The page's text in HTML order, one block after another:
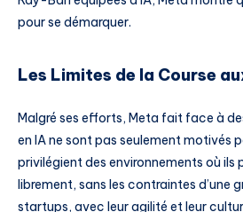
pour se démarquer.
Les Limites de la Course
Malgré ses efforts, Meta fait face à
en IA ne sont pas seulement motivés
privilégient des environnements où ils
librement, sans les contraintes d’une
startups, avec leur agilité et leur